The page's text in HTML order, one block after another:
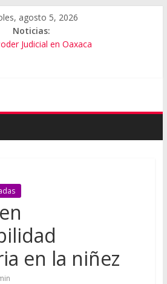
agosto 5, 2026
Noticias:
Judicial en Oaxaca
familiar en el regreso a clases
en la niñez